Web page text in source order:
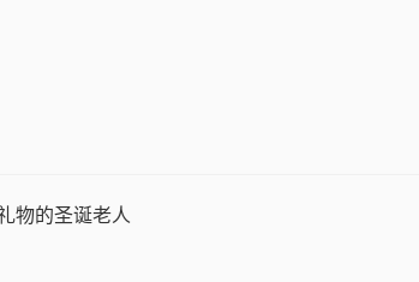
物的圣诞老人